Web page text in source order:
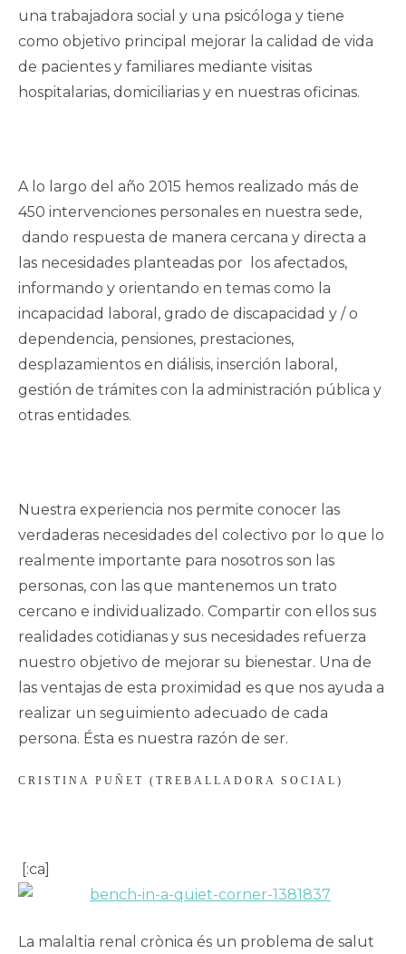
una trabajadora social y una psicóloga y tiene
como objetivo principal mejorar la calidad de vida
de pacientes y familiares mediante visitas
hospitalarias, domiciliarias y en nuestras oficinas.
A lo largo del año 2015 hemos realizado más de
450 intervenciones personales en nuestra sede,
dando respuesta de manera cercana y directa a
las necesidades planteadas por los afectados,
informando y orientando en temas como la
incapacidad laboral, grado de discapacidad y / o
dependencia, pensiones, prestaciones,
desplazamientos en diálisis, inserción laboral,
gestión de trámites con la administración pública y
otras entidades.
Nuestra experiencia nos permite conocer las
verdaderas necesidades del colectivo por lo que lo
realmente importante para nosotros son las
personas, con las que mantenemos un trato
cercano e individualizado. Compartir con ellos sus
realidades cotidianas y sus necesidades refuerza
nuestro objetivo de mejorar su bienestar. Una de
las ventajas de esta proximidad es que nos ayuda a
realizar un seguimiento adecuado de cada
persona. Ésta es nuestra razón de ser.
CRISTINA PUÑET (TREBALLADORA SOCIAL)
[:ca]
La malaltia renal crònica és un problema de salut